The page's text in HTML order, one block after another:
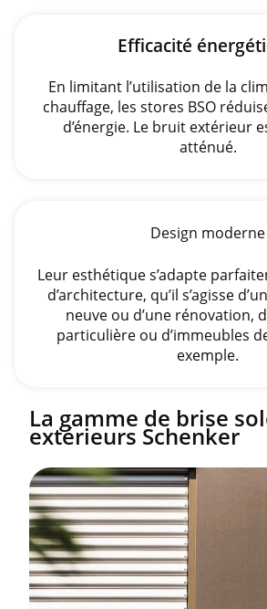
Efficacité
En limitant l’utilisation de la
chauffage, les stores BSO
d’énergie. Le bruit extérieur
atténué.
Design moderne
Leur esthétique s’adapte
d’architecture, qu’il s’agisse
neuve ou d’une rénovation,
particulière ou d’immeubles
exemple.
La gamme de brise
extérieurs Schenker